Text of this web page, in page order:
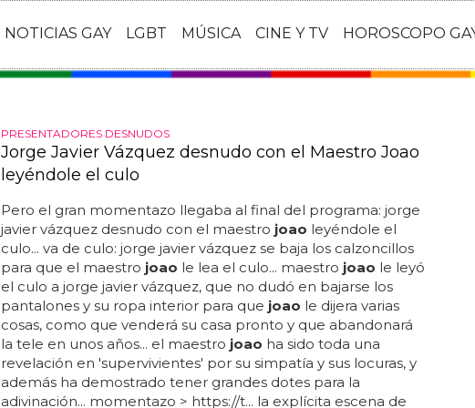
NOTICIAS GAY LGBT MÚSICA CINE Y TV HOROSCOPO
PRESENTADORES DESNUDOS
Jorge Javier Vázquez desnudo con el Maestro Joao
leyéndole el culo
Pero el gran momentazo llegaba al final del programa: jorge
javier vázquez desnudo con el maestro joao leyéndole el
culo... va de culo: jorge javier vázquez se baja los calzoncillos
para que el maestro joao le lea el culo... maestro joao le leyó
el culo a jorge javier vázquez, que no dudó en bajarse los
pantalones y su ropa interior para que joao le dijera varias
cosas, como que venderá su casa pronto y que abandonará
la tele en unos años... el maestro joao ha sido toda una
revelación en 'supervivientes' por su simpatía y sus locuras, y
además ha demostrado tener grandes dotes para la
adivinación... momentazo > https://t... la explícita escena de